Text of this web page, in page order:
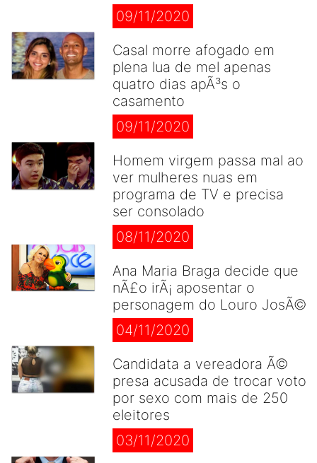
09/11/2020
Casal morre afogado em
plena lua de mel apenas
quatro dias apÃ³s o
casamento
09/11/2020
Homem virgem passa mal ao
ver mulheres nuas em
programa de TV e precisa
ser consolado
08/11/2020
Ana Maria Braga decide que
nÃ£o irÃ¡ aposentar o
personagem do Louro JosÃ©
04/11/2020
Candidata a vereadora Ã©
presa acusada de trocar voto
por sexo com mais de 250
eleitores
03/11/2020